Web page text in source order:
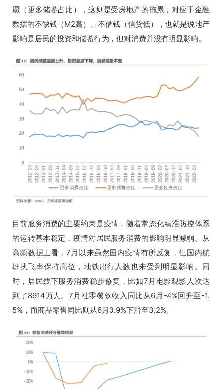
愿（更多储蓄占比），这则是受房地产的拖累，对应于金融
数据的不缺钱（M2高）、不借钱（信贷低），也就是说地产
影响是居民的投资和储蓄行为，但对消费并没有明显影响。
目前服务消费的主要约束是疫情，随着常态化精准防控体系
的运转基本稳定，疫情对居民服务消费的影响明显减弱。从
高频数据上看，7月以来虽然国内疫情有所反复，但国内航
班执飞率保持高位，地铁出行人数也未受到明显影响。同
时，居民线下服务消费稳步修复，比如7月电影观影人次达
到了8914万人。7月社零餐饮收入同比从6月-4%回升至-1.
5%，而商品零售同比则从6月3.9%下滑至3.2%。